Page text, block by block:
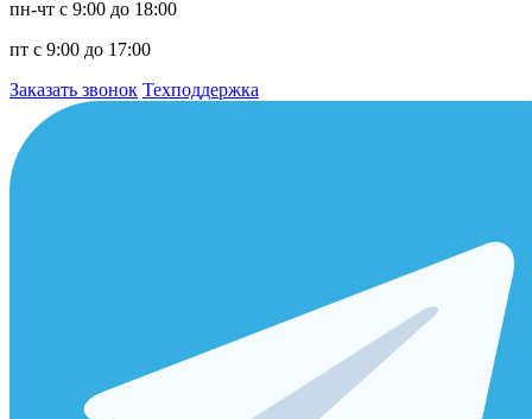
пн-чт с 9:00 до 18:00
пт с 9:00 до 17:00
Заказать звонок Техподдержка